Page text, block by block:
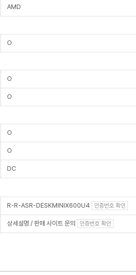
AMD
O
O
O
O
O
DC
R-R-ASR-DESKMINIX600U4 인증번호 확인
상세설명 / 판매 사이트 문의 인증번호 확인